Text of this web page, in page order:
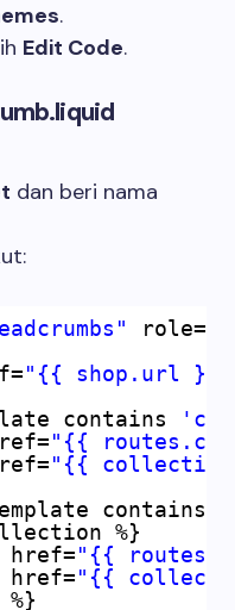
.
Edit Code.
dan beri nama
role=
"{{ shop.url }}"
contains
"{{
"{{
contains
%}
href="{{
href="{{
%}